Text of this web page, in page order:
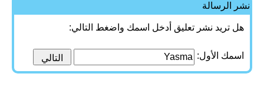
نشر الرسالة
هل تريد نشر تعليق أدخل اسمك واضغط التالي:
اسمك الأول: